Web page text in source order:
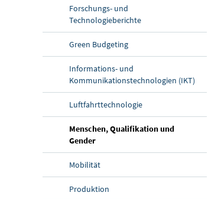
Forschungs- und
Technologieberichte
Green Budgeting
Informations- und
Kommunikationstechnologien (IKT)
Luftfahrttechnologie
Menschen, Qualifikation und
Gender(aktuelle Seite)
Mobilität
Produktion